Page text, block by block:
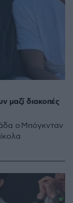
μαζί διακοπές
ο Μπόγκνταν